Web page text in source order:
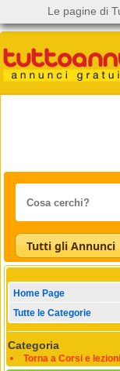
Tutti gli Annunci
Home Page
Tutte le Categorie
Categoria
Torna a Corsi e lezioni
Le pagine di